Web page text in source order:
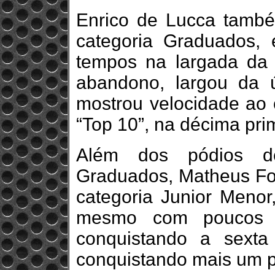
Enrico de Lucca
categoria
tempos na largada
abandono, largou
mostrou velocidade
“Top 10”, na décima
Além dos pódios
Graduados, Matheus
categoria Junior
mesmo com
conquistando a
conquistando mais um